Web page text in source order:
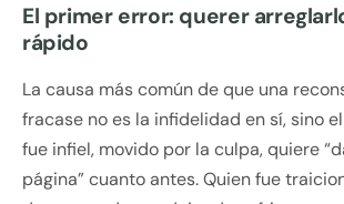
El primer error: querer
rápido
La causa más común de que una
fracase no es la infidelidad en sí, sino
fue infiel, movido por la culpa, quiere
página” cuanto antes. Quien fue